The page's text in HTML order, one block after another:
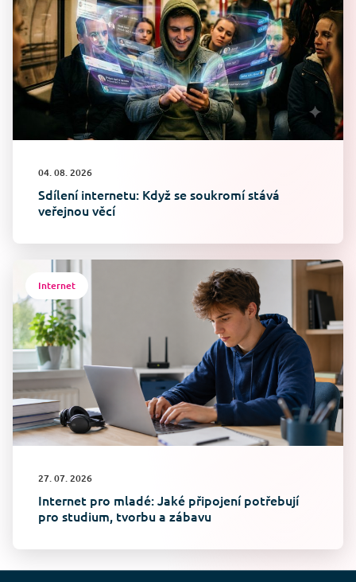
04. 08. 2026
Sdílení internetu: Když se soukromí stává
veřejnou věcí
Internet
27. 07. 2026
Internet pro mladé: Jaké připojení potřebují
pro studium, tvorbu a zábavu